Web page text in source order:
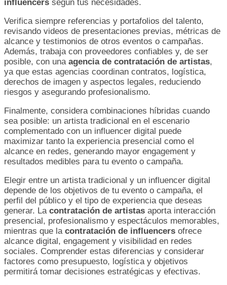
influencers según tus necesidades.
Verifica siempre referencias y portafolios del talento,
revisando videos de presentaciones previas, métricas de
alcance y testimonios de otros eventos o campañas.
Además, trabaja con proveedores confiables y, de ser
posible, con una agencia de contratación de artistas,
ya que estas agencias coordinan contratos, logística,
derechos de imagen y aspectos legales, reduciendo
riesgos y asegurando profesionalismo.
Finalmente, considera combinaciones híbridas cuando
sea posible: un artista tradicional en el escenario
complementado con un influencer digital puede
maximizar tanto la experiencia presencial como el
alcance en redes, generando mayor engagement y
resultados medibles para tu evento o campaña.
Elegir entre un artista tradicional y un influencer digital
depende de los objetivos de tu evento o campaña, el
perfil del público y el tipo de experiencia que deseas
generar. La contratación de artistas aporta interacción
presencial, profesionalismo y espectáculos memorables,
mientras que la contratación de influencers ofrece
alcance digital, engagement y visibilidad en redes
sociales. Comprender estas diferencias y considerar
factores como presupuesto, logística y objetivos
permitirá tomar decisiones estratégicas y efectivas.